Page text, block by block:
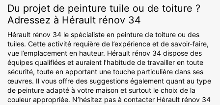
Du projet de peinture tuile ou de toiture ?
Adressez à Hérault rénov 34
Hérault rénov 34 le spécialiste en peinture de toiture ou des
tuiles. Cette activité requière de l’expérience et de savoir-faire,
vue l’emplacement en hauteur. Hérault rénov 34 dispose des
équipes qualifiées et auraient l’habitude de travailler en toute
sécurité, toute en apportant une touche particulière dans ses
œuvres. Il vous offre des suggestions également quant au type
de peinture adapté à votre maison et surtout le choix de la
couleur appropriée. N’hésitez pas à contacter Hérault rénov 34